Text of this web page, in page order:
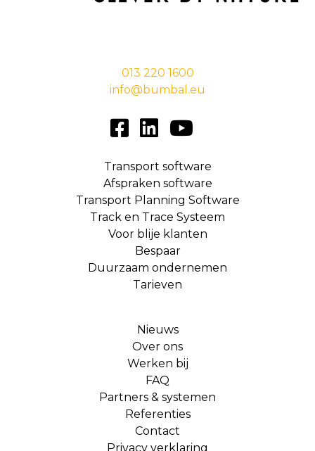
013 220 1600
info@bumbal.eu
Transport software
Afspraken software
Transport Planning Software
Track en Trace Systeem
Voor blije klanten
Bespaar
Duurzaam ondernemen
Tarieven
Nieuws
Over ons
Werken bij
FAQ
Partners & systemen
Referenties
Contact
Privacy verklaring